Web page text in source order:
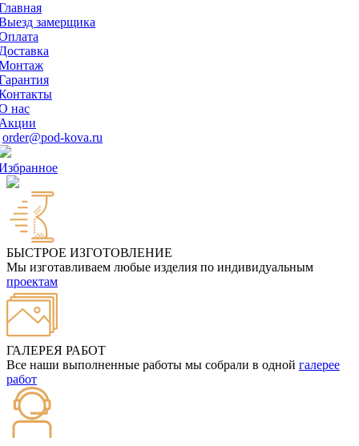
замерщика
нас
order@pod-kova.ru
БЫСТРОЕ ИЗГОТОВЛЕНИЕ
Мы изготавливаем любые изделия по индивидуальным
проектам
ГАЛЕРЕЯ РАБОТ
Все наши выполненные работы мы собрали в одной галерее
работ